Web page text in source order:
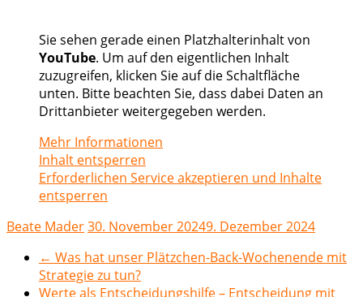
Sie sehen gerade einen Platzhalterinhalt von
YouTube. Um auf den eigentlichen Inhalt
zuzugreifen, klicken Sie auf die Schaltfläche
unten. Bitte beachten Sie, dass dabei Daten an
Drittanbieter weitergegeben werden.
Mehr Informationen
Inhalt entsperren
Erforderlichen Service akzeptieren und Inhalte
entsperren
Beate Mader30. November 20249. Dezember 2024
← Was hat unser Plätzchen-Back-Wochenende mit
Strategie zu tun?
Werte als Entscheidungshilfe – Entscheidung mit